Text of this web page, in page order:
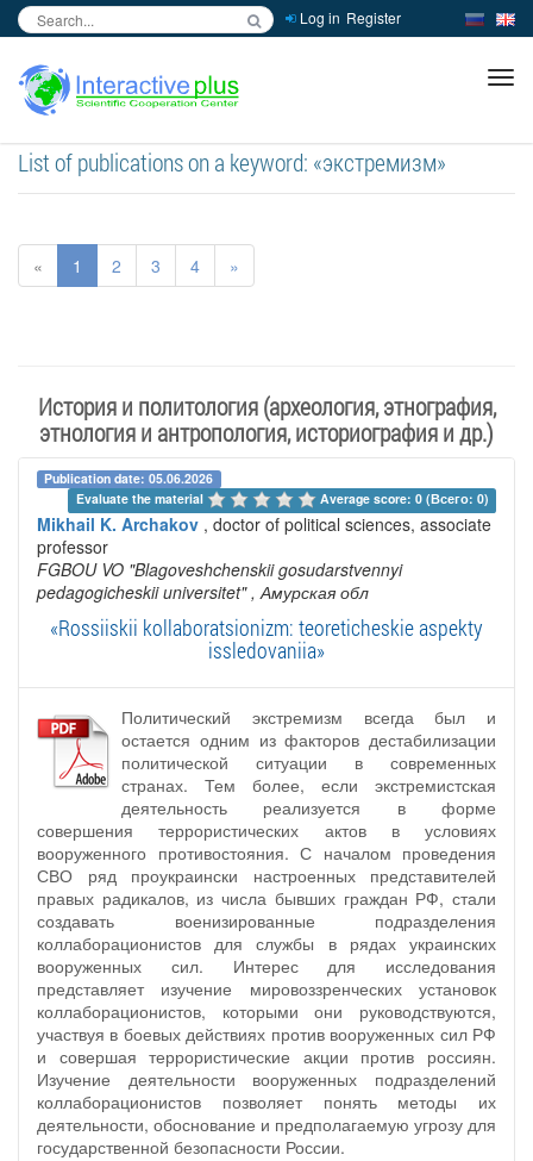
Log in Register
List of publications on a keyword: «экстремизм»
« 1 2 3 4 »
История и политология (археология, этнография,
этнология и антропология, историография и др.)
Publication date: 05.06.2026
Evaluate the material
Average score: 0 (Всего: 0)
Mikhail K. Archakov , doctor of political sciences, associate
professor
FGBOU VO "Blagoveshchenskii gosudarstvennyi
pedagogicheskii universitet" , Амурская обл
«Rossiiskii kollaboratsionizm: teoreticheskie aspekty
issledovaniia»
Политический экстремизм всегда был и
остается одним из факторов дестабилизации
политической ситуации в современных
странах. Тем более, если экстремистская
деятельность реализуется в форме
совершения террористических актов в условиях
вооруженного противостояния. С началом проведения
СВО ряд проукраински настроенных представителей
правых радикалов, из числа бывших граждан РФ, стали
создавать военизированные подразделения
коллаборационистов для службы в рядах украинских
вооруженных сил. Интерес для исследования
представляет изучение мировоззренческих установок
коллаборационистов, которыми они руководствуются,
участвуя в боевых действиях против вооруженных сил РФ
и совершая террористические акции против россиян.
Изучение деятельности вооруженных подразделений
коллаборационистов позволяет понять методы их
деятельности, обоснование и предполагаемую угрозу для
государственной безопасности России.